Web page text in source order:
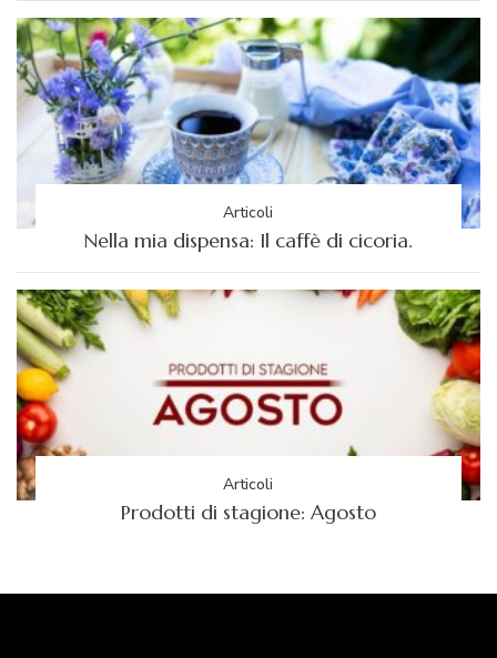
Articoli
Nella mia dispensa: Il caffè di cicoria.
Articoli
Prodotti di stagione: Agosto